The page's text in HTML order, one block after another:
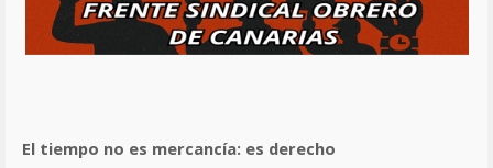
El tiempo no es mercancía: es derecho